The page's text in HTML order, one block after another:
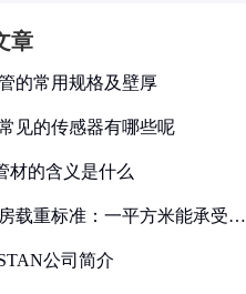
章
的常用规格及壁厚
见的传感器有哪些呢
材的含义是什么
载重标准：一平方米能承受多
公司简介